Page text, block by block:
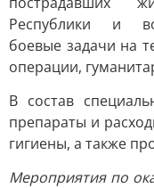
Республики и
боевые задачи на
операции,
В состав
препараты и
гигиены, а также
Мероприятия по